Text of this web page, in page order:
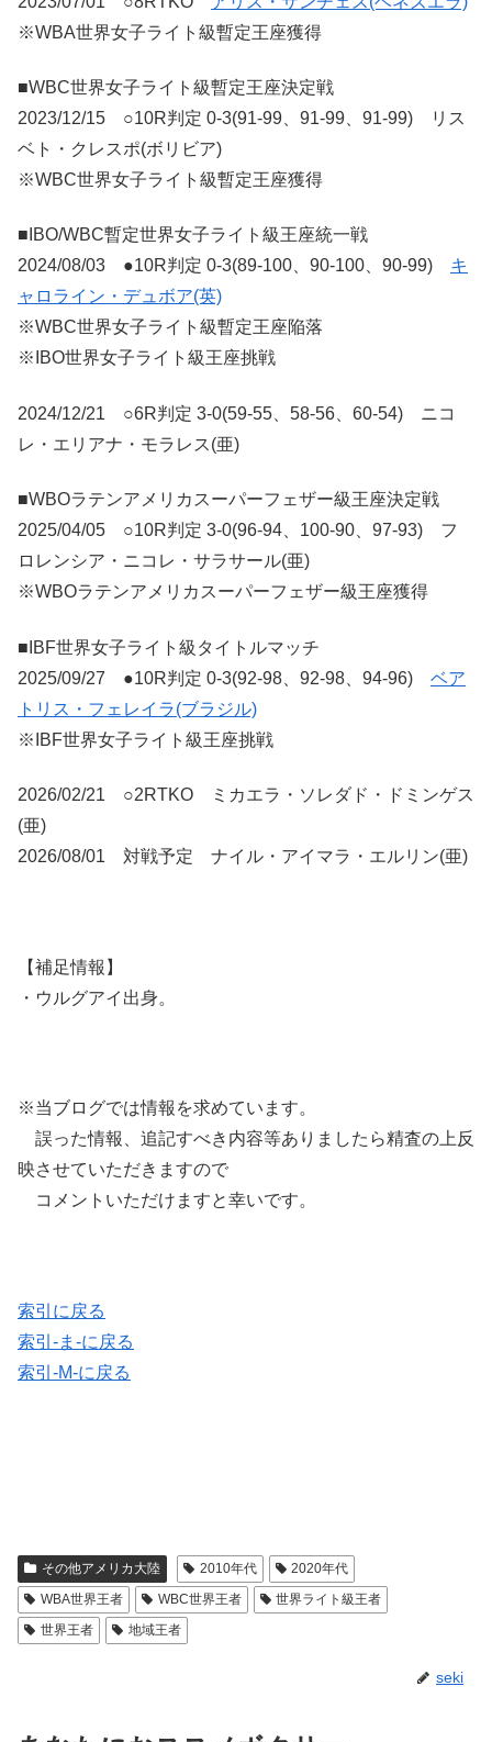
※WBA世界女子ライト級暫定王座獲得
■WBC世界女子ライト級暫定王座決定戦
2023/12/15 ○10R判定 0-3(91-99、91-99、91-99) リス
ベト・クレスポ(ボリビア)
※WBC世界女子ライト級暫定王座獲得
■IBO/WBC暫定世界女子ライト級王座統一戦
2024/08/03 ●10R判定 0-3(89-100、90-100、90-99) キ
ャロライン・デュボア(英)
※WBC世界女子ライト級暫定王座陥落
※IBO世界女子ライト級王座挑戦
2024/12/21 ○6R判定 3-0(59-55、58-56、60-54) ニコ
レ・エリアナ・モラレス(亜)
■WBOラテンアメリカスーパーフェザー級王座決定戦
2025/04/05 ○10R判定 3-0(96-94、100-90、97-93) フ
ロレンシア・ニコレ・サラサール(亜)
※WBOラテンアメリカスーパーフェザー級王座獲得
■IBF世界女子ライト級タイトルマッチ
2025/09/27 ●10R判定 0-3(92-98、92-98、94-96) ベア
トリス・フェレイラ(ブラジル)
※IBF世界女子ライト級王座挑戦
2026/02/21 ○2RTKO ミカエラ・ソレダド・ドミンゲス
(亜)
2026/08/01 対戦予定 ナイル・アイマラ・エルリン(亜)
【補足情報】
・ウルグアイ出身。
※当ブログでは情報を求めています。
誤った情報、追記すべき内容等ありましたら精査の上反
映させていただきますので
コメントいただけますと幸いです。
索引に戻る
索引-ま-に戻る
索引-M-に戻る
その他アメリカ大陸 2010年代
2020年代
WBA世界王者
WBC世界王者
世界ライト級王者
世界王者
地域王者
seki